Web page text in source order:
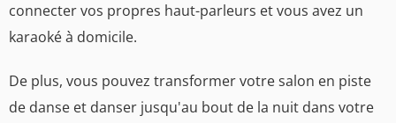
connecter vos propres haut-parleurs et vous avez un
karaoké à domicile.
De plus, vous pouvez transformer votre salon en piste
de danse et danser jusqu'au bout de la nuit dans votre